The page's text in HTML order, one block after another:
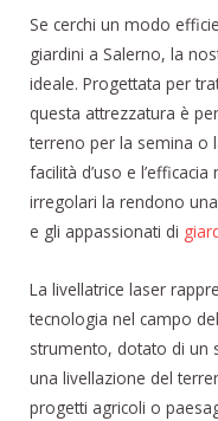
Se cerchi un modo
giardini a Salerno, la
ideale. Progettata per
questa attrezzatura è
terreno per la semina o
facilità d’uso e
irregolari la rendono
e gli appassionati di
La livellatrice laser
tecnologia nel campo
strumento, dotato di un
una livellazione del
progetti agricoli o